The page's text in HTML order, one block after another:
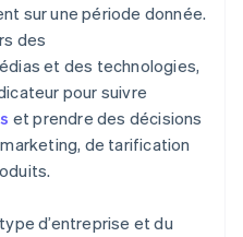
sur une période donnée.
des
et des technologies,
pour suivre
et prendre des décisions
de tarification
d’entreprise et du